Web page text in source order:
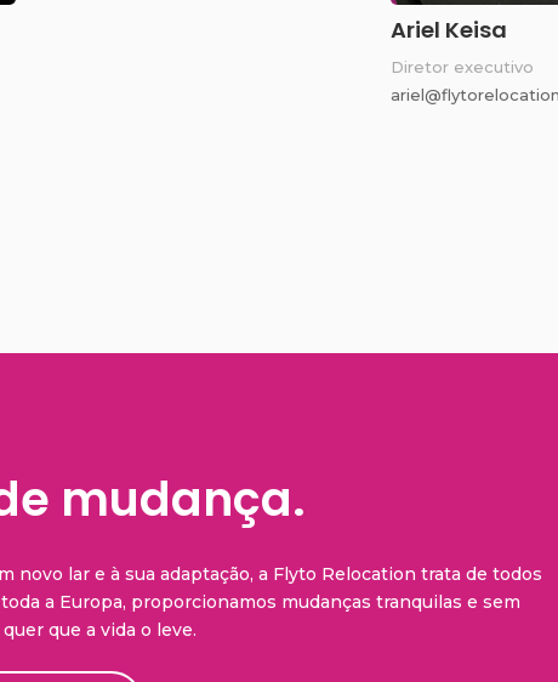
Ariel Keisa
Diretor executivo
mudança.
novo lar e à sua adaptação, a Flyto Relocation trata de todos
a Europa, proporcionamos mudanças tranquilas e sem
que a vida o leve.